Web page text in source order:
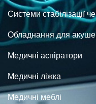
Системи стабілізації
Обладнання для
Медичні аспіратори
Медичні ліжка
Медичні меблі